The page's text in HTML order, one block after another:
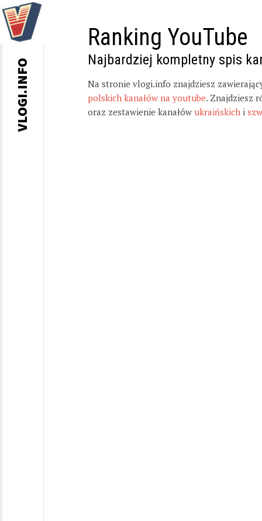
Ranking YouTube
Najbardziej kompletny spis
Na stronie vlogi.info znajdziesz
polskich kanałów na youtube. Znajdziesz
oraz zestawienie kanałów ukraińskich i
VLOGI.INFO